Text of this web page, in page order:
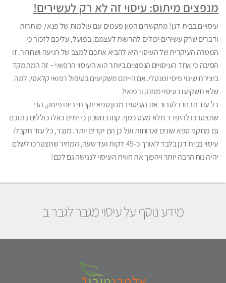
מנפצים מיתוס: עיסוי זה לא רק לעשירים!
עיסויים בבית דגן! מתקשרים המון פעמים עם עולמות של פנאי, מותרות
ודברים שרק עשירים יכולים להרשות לעצמם. בפועל, עליכם לזכור כי
המטרה העיקרית של העיסוי היא להביא אתכם למצב של רגיעה ושחרור. זו
הסיבה כי אחד העיסויים הנפוצים ביותר הוא העיסוי הרפואי – זה המתמקד
ביצירת שינוי פיסי ומנטלי. אם הייתם משקיעים בטיפול רפואי קלאסי, למה
שלא תשקיעו בעיסוי מפנק ורפואי?
כל עוד תבחרו לעבור את העיסוי במכון ספא יוקרתי ביום פינוק, הרי
שתצטרכו להיפרד מלא מעט כסף. קחו בחשבון כי ימים כאלו כוללים בתוכם
גם מתקני ספא שונים וארוחות ועל כן הם יקרים יותר. מנגד, כל עוד תקבלו
עיסוי בבית דגן בלבד לאורך כ-45 דקות ועד שעה, המחיר שתצטרכו לשלם
יהיה נוח הרבה יותר ויהפוך את חווית העיסוי לנגישה גם לכם!
מידע נוסף על עיסוי מגבר לגבר ב